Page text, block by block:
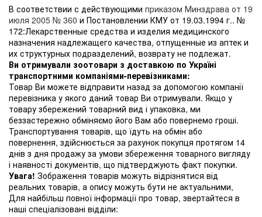
В соответствии с действующими приказом Минздрава от 19
июля 2005 № 360 и Постановлении КМУ от 19.03.1994 г.. №
172:Лекарственные средства и изделия медицинского
назначения надлежащего качества, отпущенные из аптек и
их структурных подразделений, возврату не подлежат.
Ви отримували зоотовари з доставкою по Україні
транспортними компаніями-перевізниками:
Товар Ви можете відправити назад за допомогою компанії
перевізника у якого даний товар Ви отримували. Якщо у
товару збережений товарний вид і упаковка, ми
беззастережно обміняємо його Вам або повернемо гроші.
Транспортування товарів, що їдуть на обмін або
повернення, здійснюється за рахунок покупця протягом 14
днів з дня продажу за умови збереження товарного вигляду
і наявності документів, що підтверджують факт покупки.
Увага! Зображення товарів можуть відрізнятися від
реальних товарів, а опису можуть бути не актуальними,
Для найбільш повної інформації про товар, звертайтеся в
наші спеціалізовані відділи: